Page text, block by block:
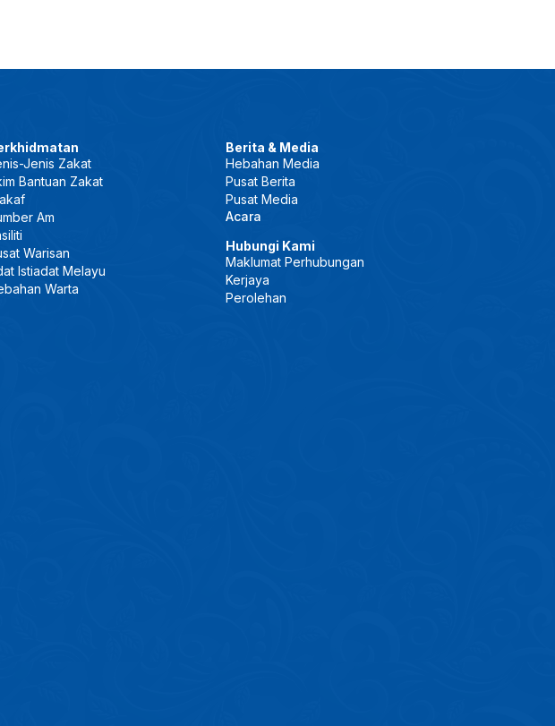
Jenis Zakat
Bantuan Zakat
Am
Warisan
Istiadat Melayu
Warta
Berita & Media
Hebahan Media
Pusat Berita
Pusat Media
Acara
Hubungi Kami
Maklumat Perhubungan
Kerjaya
Perolehan